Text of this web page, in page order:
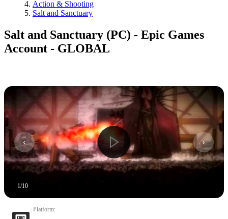
Action & Shooting
Salt and Sanctuary
Salt and Sanctuary (PC) - Epic Games
Account - GLOBAL
1/10
Platform: